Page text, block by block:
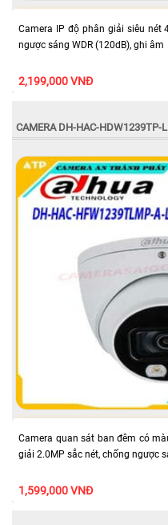
Camera IP độ phân giải siêu nét
ngược sáng WDR (120dB), ghi âm
2,199,000 VNĐ
CAMERA DH-HAC-HDW1239TP-
Camera quan sát ban đêm có
giải 2.0MP sắc nét, chống ngược
1,599,000 VNĐ